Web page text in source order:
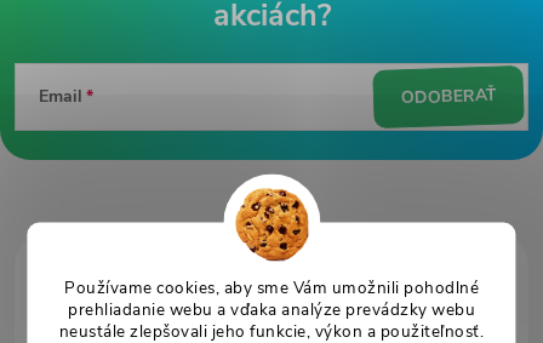
Používame cookies, aby sme Vám umožnili pohodlné
prehliadanie webu a vďaka analýze prevádzky webu
neustále zlepšovali jeho funkcie, výkon a použiteľnosť.
á
ä
Email ODOBERAŤ